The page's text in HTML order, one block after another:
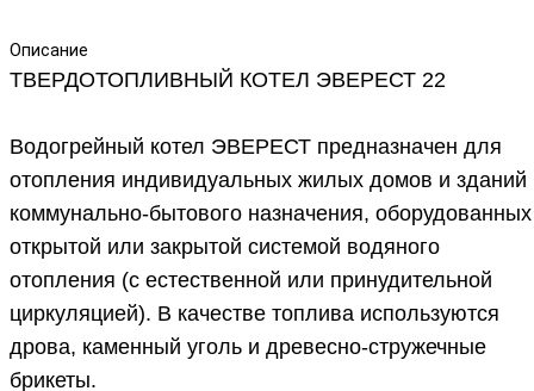
Описание
ТВЕРДОТОПЛИВНЫЙ КОТЕЛ ЭВЕРЕСТ 22
Водогрейный котел ЭВЕРЕСТ предназначен для
отопления индивидуальных жилых домов и зданий
коммунально-бытового назначения, оборудованных
открытой или закрытой системой водяного
отопления (с естественной или принудительной
циркуляцией). В качестве топлива используются
дрова, каменный уголь и древесно-стружечные
брикеты.